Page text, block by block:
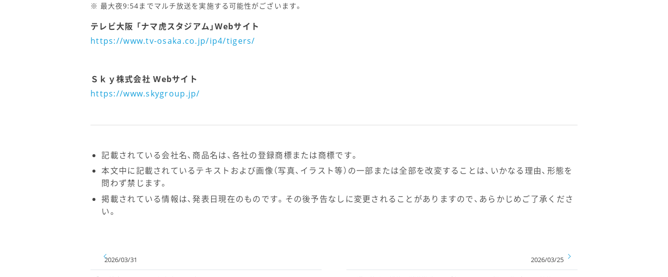
最大夜9:54までマルチ放送を実施する可能性がございます。
テレビ大阪 「ナマ虎スタジアム」Webサイト
https://www.tv-osaka.co.jp/ip4/tigers/
Ｓｋｙ株式会社 Webサイト
https://www.skygroup.jp/
記載されている会社名、商品名は、各社の登録商標または商標です。
本文中に記載されているテキストおよび画像（写真、イラスト等）の一部または全部を改変することは、いかなる理由、形態を
問わず禁じます。
掲載されている情報は、発表日現在のものです。その後予告なしに変更されることがありますので、あらかじめご了承くださ
い。
2026/03/31 2026/03/25